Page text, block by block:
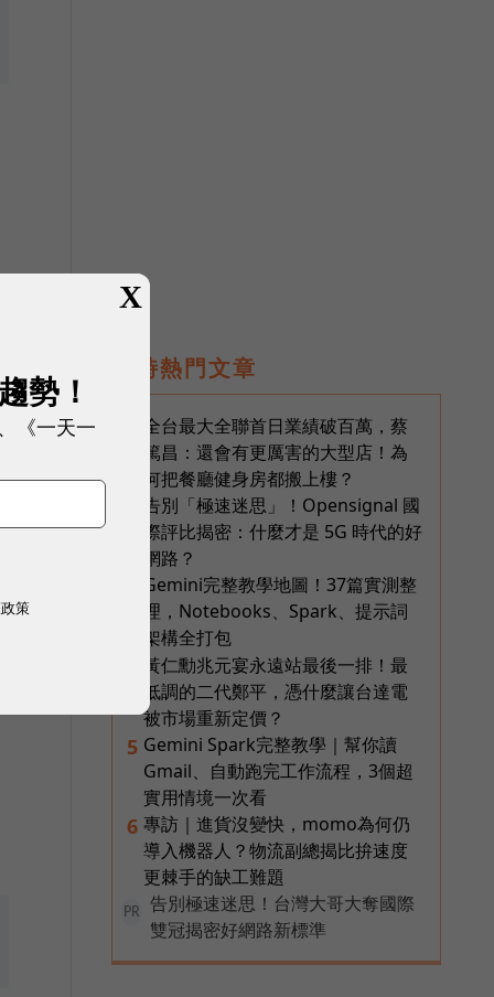
即時熱門文章
全台最大全聯首日業績破百萬，蔡
篤昌：還會有更厲害的大型店！為
何把餐廳健身房都搬上樓？
告別「極速迷思」！Opensignal 國
際評比揭密：什麼才是 5G 時代的好
網路？
Gemini完整教學地圖！37篇實測整
理，Notebooks、Spark、提示詞
架構全打包
黃仁勳兆元宴永遠站最後一排！最
低調的二代鄭平，憑什麼讓台達電
被市場重新定價？
5 Gemini Spark完整教學｜幫你讀
Gmail、自動跑完工作流程，3個超
實用情境一次看
6 專訪｜進貨沒變快，momo為何仍
導入機器人？物流副總揭比拚速度
更棘手的缺工難題
PR
告別極速迷思！台灣大哥大奪國際
雙冠揭密好網路新標準
X
勢！
《一天一
策